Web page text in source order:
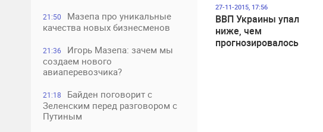
21:50
Мазепа про уникальные
качества новых бизнесменов
21:36
Игорь Мазепа: зачем мы
создаем нового
авиаперевозчика?
21:18
Байден поговорит с
Зеленским перед разговором с
Путиным
27-11-2015, 17:56
ВВП Украины упал
ниже, чем
прогнозировалось